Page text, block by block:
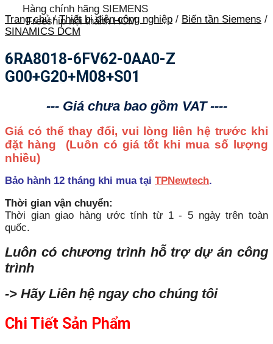
Hàng chính hãng SIEMENS
Freeship nội thành HCM
Trang chủ / Thiết bị điện công nghiệp / Biến tần Siemens /
SINAMICS DCM
6RA8018-6FV62-0AA0-Z
G00+G20+M08+S01
--- Giá chưa bao gồm VAT ----
Giá có thể thay đổi, vui lòng liên hệ trước khi
đặt hàng (Luôn có giá tốt khi mua số lượng
nhiều)
Bảo hành 12 tháng khi mua tại TPNewtech.
Thời gian vận chuyển:
Thời gian giao hàng ước tính từ 1 - 5 ngày trên toàn
quốc.
Luôn có chương trình hỗ trợ dự án công
trình
-> Hãy Liên hệ ngay cho chúng tôi
Chi Tiết Sản Phẩm